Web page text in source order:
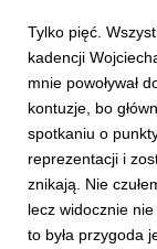
Tylko pięć.
kadencji
mnie powoływał
kontuzje, bo
spotkaniu o
reprezentacji i
znikają. Nie
lecz widocznie
to była przygoda